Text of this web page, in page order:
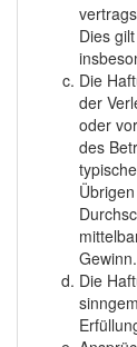
Dies
Die
der
oder
des
Gewinn.
Die